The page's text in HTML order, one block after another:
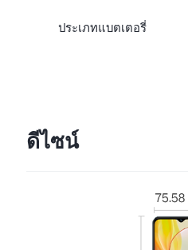
ประเภทแบตเตอรี่
ดีไซน์